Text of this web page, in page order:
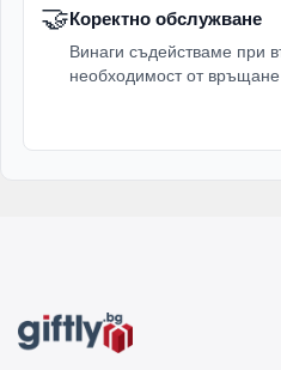
🤝Коректно обслужване
Винаги съдействаме при
необходимост от връщане